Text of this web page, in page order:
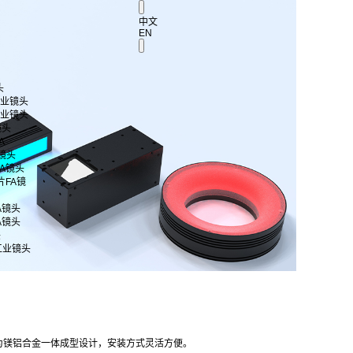
镜头
镜头
头
镜头
FA镜
头
头
业镜头
中文
EN
铝合金一体成型设计，安装方式灵活方便。